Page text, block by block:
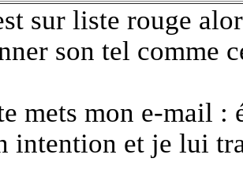
sur liste rouge
son tel comme
mets mon e-mail :
intention et je lui